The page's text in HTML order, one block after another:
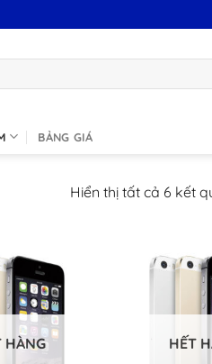
BẢNG GIÁ
Hiển thị tất cả 6 kết
HÀNG HẾT